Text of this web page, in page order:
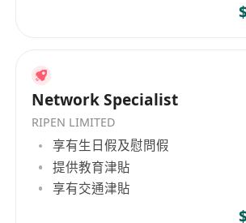
Network Specialist
RIPEN LIMITED
享有生日假及慰問假
提供教育津貼
享有交通津貼